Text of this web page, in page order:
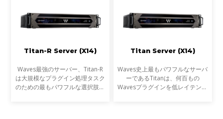
Titan-R Server (X14)
Waves最強のサーバー、Titan-R
は大規模なプラグイン処理タスク
のための最もパワフルな選択肢で
Titan Server (X14)
Waves史上最もパワフルなサーバ
ーであるTitanは、何百もの
Wavesプラグインを低レイテンシ